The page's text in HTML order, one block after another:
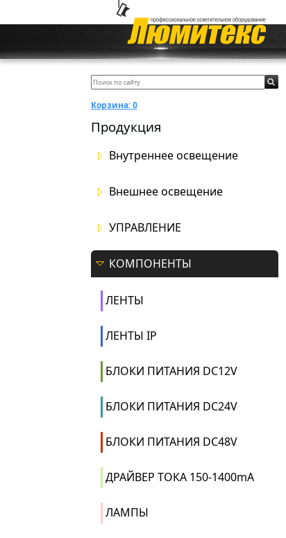
Корзина:0
Продукция
Внутреннее освещение
Внешнее освещение
УПРАВЛЕНИЕ
КОМПОНЕНТЫ
ЛЕНТЫ
ЛЕНТЫ IP
БЛОКИ ПИТАНИЯ DC12V
БЛОКИ ПИТАНИЯ DC24V
БЛОКИ ПИТАНИЯ DC48V
ДРАЙВЕР ТОКА 150-1400mA
ЛАМПЫ